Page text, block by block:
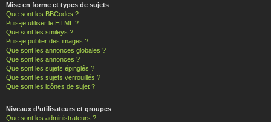
Mise en forme et types de sujets
Que sont les BBCodes ?
Puis-je utiliser le HTML ?
Que sont les smileys ?
Puis-je publier des images ?
Que sont les annonces globales ?
Que sont les annonces ?
Que sont les sujets épinglés ?
Que sont les sujets verrouillés ?
Que sont les icônes de sujet ?
Niveaux d’utilisateurs et groupes
Que sont les administrateurs ?